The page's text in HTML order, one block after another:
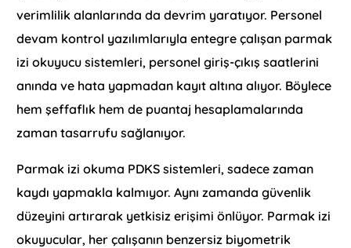
verimlilik alanlarında da devrim yaratıyor. Personel
devam kontrol yazılımlarıyla entegre çalışan parmak
izi okuyucu sistemleri, personel giriş-çıkış saatlerini
anında ve hata yapmadan kayıt altına alıyor. Böylece
hem şeffaflık hem de puantaj hesaplamalarında
zaman tasarrufu sağlanıyor.
Parmak izi okuma PDKS sistemleri, sadece zaman
kaydı yapmakla kalmıyor. Aynı zamanda güvenlik
düzeyini artırarak yetkisiz erişimi önlüyor. Parmak izi
okuyucular, her çalışanın benzersiz biyometrik